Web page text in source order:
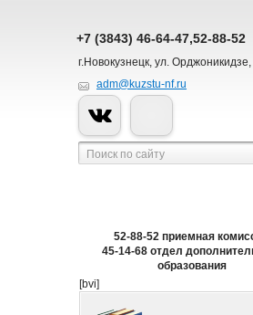
+7 (3843) 46-64-47,52-88-52
г.Новокузнецк, ул.
adm@kuzstu-nf.ru
52-88-52 приемная
45-14-68 отдел
образования
[bvi]